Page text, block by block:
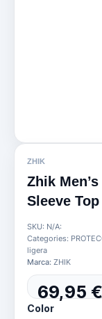
ZHIK
Zhik
Sleeve Top
SKU: N/A:
Categories:
ligera
Marca: ZHIK
69,95 €
Color
Zhik